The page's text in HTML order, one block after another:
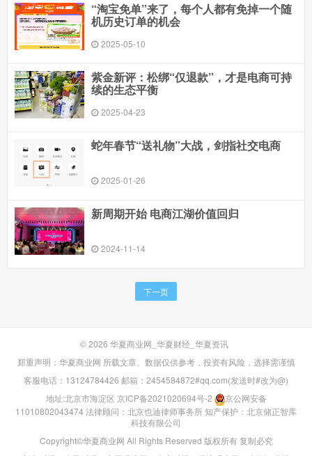
“淘宝免单”来了，每个人都有免掉一个随
机历史订单的机会
2025-05-10
紫金新评：松绑“仅退款”，才是电商可持
续的生态平衡
2025-04-23
蛇年春节“送礼物”大战，剑指社交电商
2025-01-26
新周期开始 电商江湖价值回归
2024-11-14
下一页
© 2026 华夏商业网_华夏财经_华夏资讯
郑重声明：华夏商业网 所载文章、数据仅供参考，投资有风险，选择需谨慎
客服电话：13124784426 邮箱：2454584872#qq.com(发送时#改为@)
地址:北京市海淀区 京ICP备2021020694号-2
京公网安备
11010802043474 法律顾问：北京也迪律师事务所知产保护：北京储正智库
科技有限公司
Copyright©华夏商业网 All Rights Reserved 版权所有 复制必究